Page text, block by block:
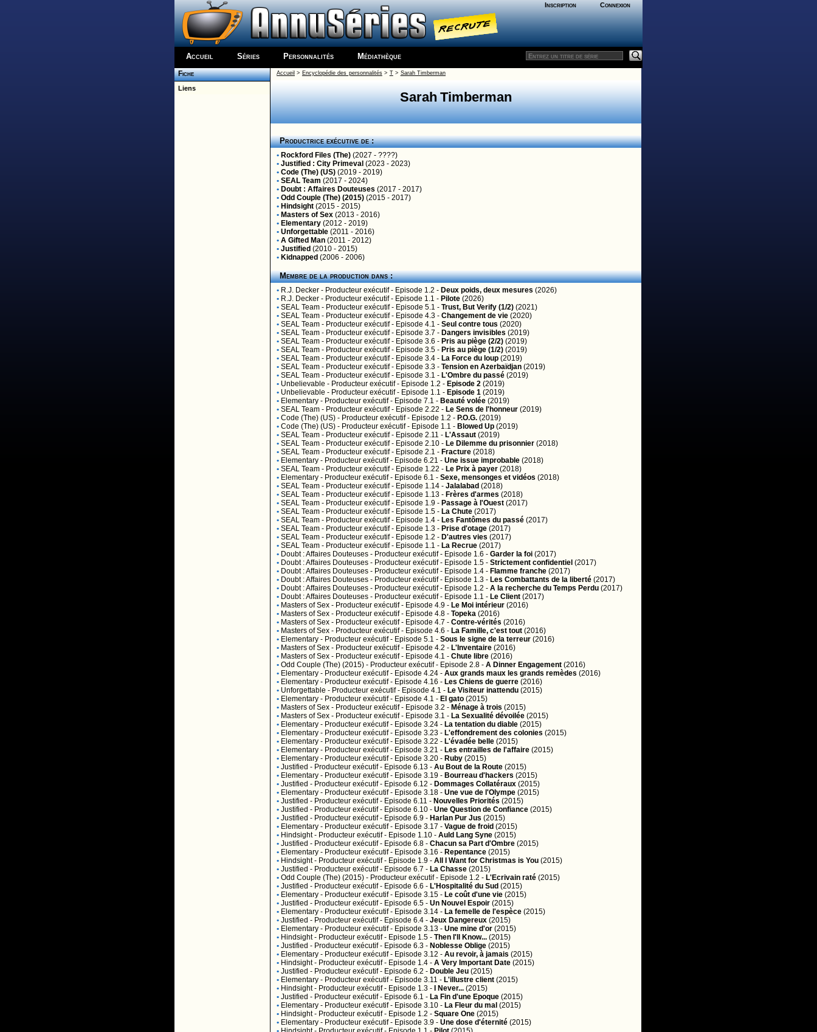
Inscription Connexion
Accueil Séries Personnalités Médiathèque
Fiche
Liens
Accueil > Encyclopédie des personnalités> T> Sarah Timberman
Sarah Timberman
Productrice exécutive de :
• Rockford Files (The) (2027 - ????)
• Justified : City Primeval (2023 - 2023)
• Code (The) (US) (2019 - 2019)
• SEAL Team (2017 - 2024)
• Doubt : Affaires Douteuses (2017 - 2017)
• Odd Couple (The) (2015) (2015 - 2017)
• Hindsight (2015 - 2015)
• Masters of Sex (2013 - 2016)
• Elementary (2012 - 2019)
• Unforgettable (2011 - 2016)
• A Gifted Man (2011 - 2012)
• Justified (2010 - 2015)
• Kidnapped (2006 - 2006)
Membre de la production dans :
• R.J. Decker - Producteur exécutif - Episode 1.2 - Deux poids, deux mesures (2026)
• R.J. Decker - Producteur exécutif - Episode 1.1 - Pilote (2026)
• SEAL Team - Producteur exécutif - Episode 5.1 - Trust, But Verify (1/2) (2021)
• SEAL Team - Producteur exécutif - Episode 4.3 - Changement de vie (2020)
• SEAL Team - Producteur exécutif - Episode 4.1 - Seul contre tous (2020)
• SEAL Team - Producteur exécutif - Episode 3.7 - Dangers invisibles (2019)
• SEAL Team - Producteur exécutif - Episode 3.6 - Pris au piège (2/2) (2019)
• SEAL Team - Producteur exécutif - Episode 3.5 - Pris au piège (1/2) (2019)
• SEAL Team - Producteur exécutif - Episode 3.4 - La Force du loup (2019)
• SEAL Team - Producteur exécutif - Episode 3.3 - Tension en Azerbaïdjan (2019)
• SEAL Team - Producteur exécutif - Episode 3.1 - L'Ombre du passé (2019)
• Unbelievable - Producteur exécutif - Episode 1.2 - Episode 2 (2019)
• Unbelievable - Producteur exécutif - Episode 1.1 - Episode 1 (2019)
• Elementary - Producteur exécutif - Episode 7.1 - Beauté volée (2019)
• SEAL Team - Producteur exécutif - Episode 2.22 - Le Sens de l'honneur (2019)
• Code (The) (US) - Producteur exécutif - Episode 1.2 - P.O.G. (2019)
• Code (The) (US) - Producteur exécutif - Episode 1.1 - Blowed Up (2019)
• SEAL Team - Producteur exécutif - Episode 2.11 - L'Assaut (2019)
• SEAL Team - Producteur exécutif - Episode 2.10 - Le Dilemme du prisonnier (2018)
• SEAL Team - Producteur exécutif - Episode 2.1 - Fracture (2018)
• Elementary - Producteur exécutif - Episode 6.21 - Une issue improbable (2018)
• SEAL Team - Producteur exécutif - Episode 1.22 - Le Prix à payer (2018)
• Elementary - Producteur exécutif - Episode 6.1 - Sexe, mensonges et vidéos (2018)
• SEAL Team - Producteur exécutif - Episode 1.14 - Jalalabad (2018)
• SEAL Team - Producteur exécutif - Episode 1.13 - Frères d'armes (2018)
• SEAL Team - Producteur exécutif - Episode 1.9 - Passage à l'Ouest (2017)
• SEAL Team - Producteur exécutif - Episode 1.5 - La Chute (2017)
• SEAL Team - Producteur exécutif - Episode 1.4 - Les Fantômes du passé (2017)
• SEAL Team - Producteur exécutif - Episode 1.3 - Prise d'otage (2017)
• SEAL Team - Producteur exécutif - Episode 1.2 - D'autres vies (2017)
• SEAL Team - Producteur exécutif - Episode 1.1 - La Recrue (2017)
• Doubt : Affaires Douteuses - Producteur exécutif - Episode 1.6 - Garder la foi (2017)
• Doubt : Affaires Douteuses - Producteur exécutif - Episode 1.5 - Strictement confidentiel (2017)
• Doubt : Affaires Douteuses - Producteur exécutif - Episode 1.4 - Flamme franche (2017)
• Doubt : Affaires Douteuses - Producteur exécutif - Episode 1.3 - Les Combattants de la liberté (2017)
• Doubt : Affaires Douteuses - Producteur exécutif - Episode 1.2 - A la recherche du Temps Perdu (2017)
• Doubt : Affaires Douteuses - Producteur exécutif - Episode 1.1 - Le Client (2017)
• Masters of Sex - Producteur exécutif - Episode 4.9 - Le Moi intérieur (2016)
• Masters of Sex - Producteur exécutif - Episode 4.8 - Topeka (2016)
• Masters of Sex - Producteur exécutif - Episode 4.7 - Contre-vérités (2016)
• Masters of Sex - Producteur exécutif - Episode 4.6 - La Famille, c'est tout (2016)
• Elementary - Producteur exécutif - Episode 5.1 - Sous le signe de la terreur (2016)
• Masters of Sex - Producteur exécutif - Episode 4.2 - L'Inventaire (2016)
• Masters of Sex - Producteur exécutif - Episode 4.1 - Chute libre (2016)
• Odd Couple (The) (2015) - Producteur exécutif - Episode 2.8 - A Dinner Engagement (2016)
• Elementary - Producteur exécutif - Episode 4.24 - Aux grands maux les grands remèdes (2016)
• Elementary - Producteur exécutif - Episode 4.16 - Les Chiens de guerre (2016)
• Unforgettable - Producteur exécutif - Episode 4.1 - Le Visiteur inattendu (2015)
• Elementary - Producteur exécutif - Episode 4.1 - El gato (2015)
• Masters of Sex - Producteur exécutif - Episode 3.2 - Ménage à trois (2015)
• Masters of Sex - Producteur exécutif - Episode 3.1 - La Sexualité dévoilée (2015)
• Elementary - Producteur exécutif - Episode 3.24 - La tentation du diable (2015)
• Elementary - Producteur exécutif - Episode 3.23 - L'effondrement des colonies (2015)
• Elementary - Producteur exécutif - Episode 3.22 - L'évadée belle (2015)
• Elementary - Producteur exécutif - Episode 3.21 - Les entrailles de l'affaire (2015)
• Elementary - Producteur exécutif - Episode 3.20 - Ruby (2015)
• Justified - Producteur exécutif - Episode 6.13 - Au Bout de la Route (2015)
• Elementary - Producteur exécutif - Episode 3.19 - Bourreau d'hackers (2015)
• Justified - Producteur exécutif - Episode 6.12 - Dommages Collatéraux (2015)
• Elementary - Producteur exécutif - Episode 3.18 - Une vue de l'Olympe (2015)
• Justified - Producteur exécutif - Episode 6.11 - Nouvelles Priorités (2015)
• Justified - Producteur exécutif - Episode 6.10 - Une Question de Confiance (2015)
• Justified - Producteur exécutif - Episode 6.9 - Harlan Pur Jus (2015)
• Elementary - Producteur exécutif - Episode 3.17 - Vague de froid (2015)
• Hindsight- Producteur exécutif - Episode 1.10 - Auld Lang Syne (2015)
• Justified - Producteur exécutif - Episode 6.8 - Chacun sa Part d'Ombre (2015)
• Elementary - Producteur exécutif - Episode 3.16 - Repentance (2015)
• Hindsight- Producteur exécutif - Episode 1.9 - All I Want for Christmas is You (2015)
• Justified - Producteur exécutif - Episode 6.7 - La Chasse (2015)
• Odd Couple (The) (2015) - Producteur exécutif - Episode 1.2 - L'Ecrivain raté (2015)
• Justified - Producteur exécutif - Episode 6.6 - L'Hospitalité du Sud (2015)
• Elementary - Producteur exécutif - Episode 3.15 - Le coût d'une vie (2015)
• Justified - Producteur exécutif - Episode 6.5 - Un Nouvel Espoir (2015)
• Elementary - Producteur exécutif - Episode 3.14 - La femelle de l'espèce (2015)
• Justified - Producteur exécutif - Episode 6.4 - Jeux Dangereux (2015)
• Elementary - Producteur exécutif - Episode 3.13 - Une mine d'or (2015)
• Hindsight- Producteur exécutif - Episode 1.5 - Then I'll Know... (2015)
• Justified - Producteur exécutif - Episode 6.3 - Noblesse Oblige (2015)
• Elementary - Producteur exécutif - Episode 3.12 - Au revoir, à jamais (2015)
• Hindsight- Producteur exécutif - Episode 1.4 - A Very Important Date (2015)
• Justified - Producteur exécutif - Episode 6.2 - Double Jeu (2015)
• Elementary - Producteur exécutif - Episode 3.11 - L'illustre client (2015)
• Hindsight- Producteur exécutif - Episode 1.3 - I Never... (2015)
• Justified - Producteur exécutif - Episode 6.1 - La Fin d'une Epoque (2015)
• Elementary - Producteur exécutif - Episode 3.10 - La Fleur du mal (2015)
• Hindsight- Producteur exécutif - Episode 1.2 - Square One (2015)
• Elementary - Producteur exécutif - Episode 3.9 - Une dose d'éternité (2015)